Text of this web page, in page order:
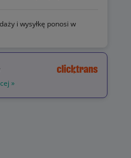
i wysyłkę ponosi w
»